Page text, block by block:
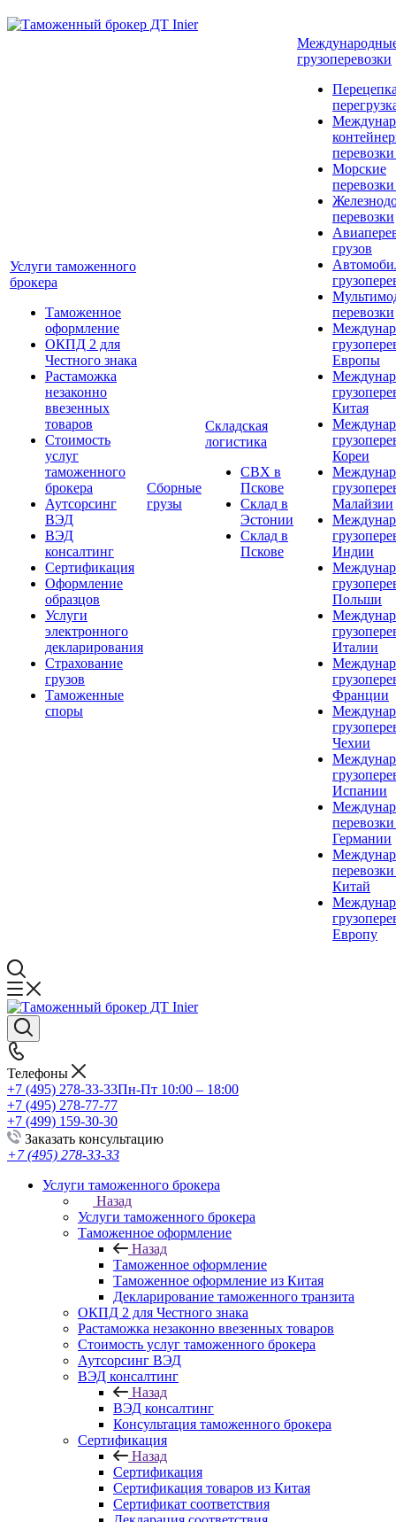
Услуги таможенного
брокера
Таможенное
оформление
ОКПД 2 для
Честного знака
Растаможка
незаконно
ввезенных
товаров
Стоимость
услуг
таможенного
брокера
Аутсорсинг
ВЭД
ВЭД
консалтинг
Сертификация
Оформление
образцов
Услуги
электронного
декларирования
Страхование
грузов
Таможенные
споры
Сборные
грузы
Складская
логистика
СВХ в
Пскове
Склад в
Эстонии
Склад в
Пскове
грузоперевозки
Морские
перевозки
грузов
перевозки
Европы
Китая
Кореи
Малайзии
Индии
Польши
Италии
Франции
Чехии
Испании
Германии
Китай
Европу
Телефоны
+7 (495) 278-33-33Пн-Пт 10:00 – 18:00
+7 (495) 278-77-77
+7 (499) 159-30-30
Заказать консультацию
+7 (495) 278-33-33
Услуги таможенного брокера
Назад
Услуги таможенного брокера
Таможенное оформление
Назад
Таможенное оформление
Таможенное оформление из Китая
Декларирование таможенного транзита
ОКПД 2 для Честного знака
Растаможка незаконно ввезенных товаров
Стоимость услуг таможенного брокера
Аутсорсинг ВЭД
ВЭД консалтинг
Назад
ВЭД консалтинг
Консультация таможенного брокера
Сертификация
Назад
Сертификация
Сертификация товаров из Китая
Сертификат соответствия